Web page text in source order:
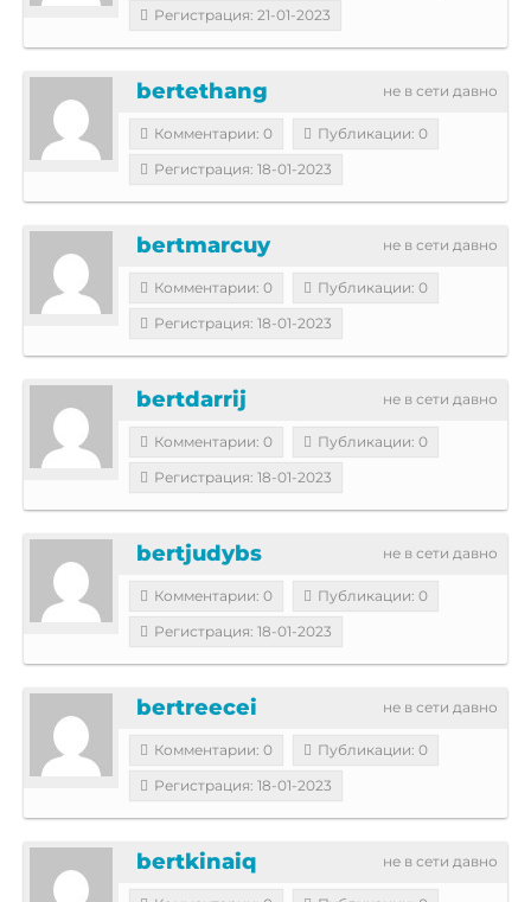
Регистрация: 21-01-2023
не в сети давно
bertethang
Комментарии: 0
Публикации: 0
Регистрация: 18-01-2023
не в сети давно
bertmarcuy
Комментарии: 0
Публикации: 0
Регистрация: 18-01-2023
не в сети давно
bertdarrij
Комментарии: 0
Публикации: 0
Регистрация: 18-01-2023
не в сети давно
bertjudybs
Комментарии: 0
Публикации: 0
Регистрация: 18-01-2023
не в сети давно
bertreecei
Комментарии: 0
Публикации: 0
Регистрация: 18-01-2023
не в сети давно
bertkinaiq